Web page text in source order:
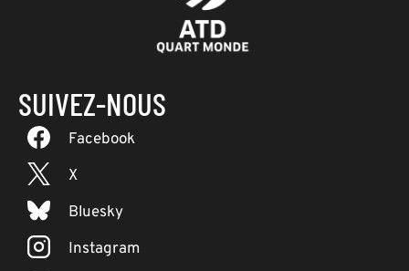
SUIVEZ-NOUS
Facebook
X
Bluesky
Instagram